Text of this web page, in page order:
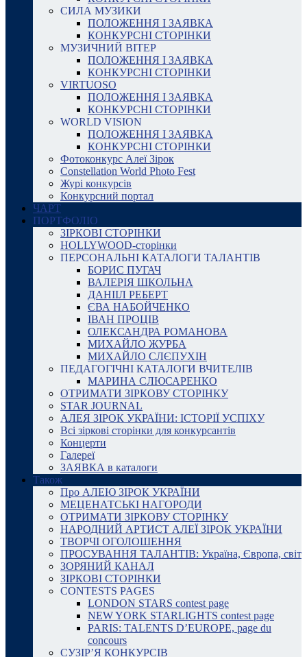
СИЛА МУЗИКИ
ПОЛОЖЕННЯ І ЗАЯВКА
КОНКУРСНІ СТОРІНКИ
МУЗИЧНИЙ ВІТЕР
ПОЛОЖЕННЯ І ЗАЯВКА
КОНКУРСНІ СТОРІНКИ
VIRTUOSO
ПОЛОЖЕННЯ І ЗАЯВКА
КОНКУРСНІ СТОРІНКИ
WORLD VISION
ПОЛОЖЕННЯ І ЗАЯВКА
КОНКУРСНІ СТОРІНКИ
Фотоконкурс Алеї Зірок
Constellation World Photo Fest
Журі конкурсів
Конкурсний портал
ЧАРТ
ПОРТФОЛІО
ЗІРКОВІ СТОРІНКИ
HOLLYWOOD-сторінки
ПЕРСОНАЛЬНІ КАТАЛОГИ ТАЛАНТІВ
БОРИС ПУГАЧ
ВАЛЕРІЯ ШКОЛЬНА
ДАНІІЛ РЕБЕРТ
ЄВА НАБОЙЧЕНКО
ІВАН ПРОЦІВ
ОЛЕКСАНДРА РОМАНОВА
МИХАЙЛО ЖУРБА
МИХАЙЛО СЛЄПУХІН
ПЕДАГОГІЧНІ КАТАЛОГИ ВЧИТЕЛІВ
МАРИНА СЛЮСАРЕНКО
ОТРИМАТИ ЗІРКОВУ СТОРІНКУ
STAR JOURNAL
АЛЕЯ ЗІРОК УКРАЇНИ: ІСТОРІЇ УСПІХУ
Всі зіркові сторінки для конкурсантів
Концерти
Галереї
ЗАЯВКА в каталоги
Також
Про АЛЕЮ ЗІРОК УКРАЇНИ
МЕЦЕНАТСЬКІ НАГОРОДИ
ОТРИМАТИ ЗІРКОВУ СТОРІНКУ
НАРОДНИЙ АРТИСТ АЛЕЇ ЗІРОК УКРАЇНИ
ТВОРЧІ ОГОЛОШЕННЯ
ПРОСУВАННЯ ТАЛАНТІВ: Україна, Європа, світ
ЗОРЯНИЙ КАНАЛ
ЗІРКОВІ СТОРІНКИ
CONTESTS PAGES
LONDON STARS contest page
NEW YORK STARLIGHTS contest page
PARIS: TALENTS D’EUROPE, page du
concours
СУЗІР’Я КОНКУРСІВ